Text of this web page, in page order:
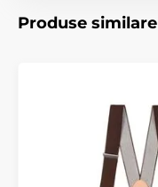
Produse similare